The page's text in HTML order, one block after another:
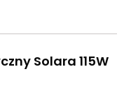
Solara 115W